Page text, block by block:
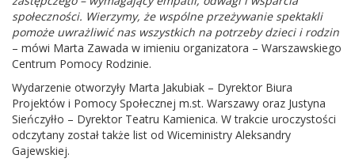
społeczności. Wierzymy, że wspólne przeżywanie spektakli
pomoże uwrażliwić nas wszystkich na potrzeby dzieci i rodzin
– mówi Marta Zawada w imieniu organizatora – Warszawskiego
Centrum Pomocy Rodzinie.
Wydarzenie otworzyły Marta Jakubiak – Dyrektor Biura
Projektów i Pomocy Społecznej m.st. Warszawy oraz Justyna
Sieńczyłło – Dyrektor Teatru Kamienica. W trakcie uroczystości
odczytany został także list od Wiceministry Aleksandry
Gajewskiej.